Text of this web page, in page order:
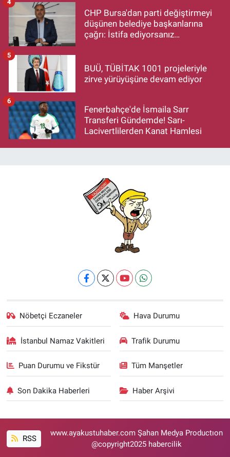
CHP Bursa'dan parti değiştirmeyi
düşünen belediye başkanlarına
çağrı: İstifa ediyorsanız
4
BUÜ, TÜBİTAK 1001 projeleriyle
zirve yürüyüşüne devam ediyor
5
Fenerbahçe'de İsmaila Sarr
Transferi Gündemde! Sarı-
Lacivertlilerden Kanat Hamlesi
6
Nöbetçi Eczaneler Hava Durumu
İstanbul Namaz Vakitleri Trafik Durumu
Puan Durumu ve Fikstür Tüm Manşetler
Son Dakika Haberleri Haber Arşivi
RSS
www.ayakustuhaber.com Şahan Medya Productıon
@copyright2025 habercilik